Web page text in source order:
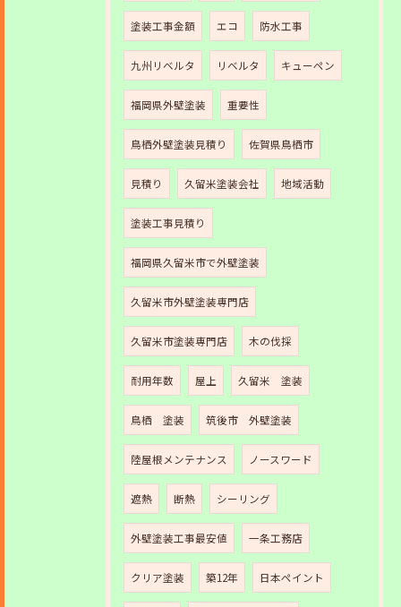
塗装工事金額 エコ 防水工事
九州リベルタ リベルタ キューペン
福岡県外壁塗装 重要性
鳥栖外壁塗装見積り 佐賀県鳥栖市
見積り 久留米塗装会社 地域活動
塗装工事見積り
福岡県久留米市で外壁塗装
久留米市外壁塗装専門店
久留米市塗装専門店 木の伐採
耐用年数 屋上 久留米 塗装
鳥栖 塗装 筑後市 外壁塗装
陸屋根メンテナンス ノースワード
遮熱 断熱 シーリング
外壁塗装工事最安値 一条工務店
クリア塗装 築12年 日本ペイント